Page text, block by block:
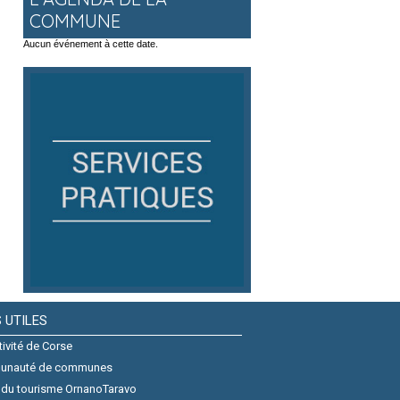
COMMUNE
Aucun événement à cette date.
UTILES
de Corse
de communes
tourisme OrnanoTaravo